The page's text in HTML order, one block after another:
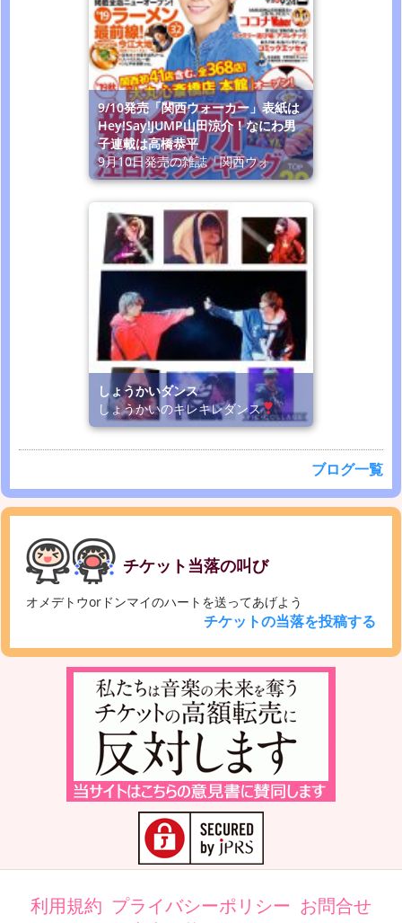
9/10発売「関西ウォーカー」表紙は
Hey!Say!JUMP山田涼介！なにわ男
子連載は高橋恭平
9月10日発売の雑誌「関西ウォ
しょうかいダンス
しょうかいのキレキレダンス
ブログ一覧
チケット当落の叫び
オメデトウorドンマイのハートを送ってあげよう
チケットの当落を投稿する
利用規約 プライバシーポリシー お問合せ